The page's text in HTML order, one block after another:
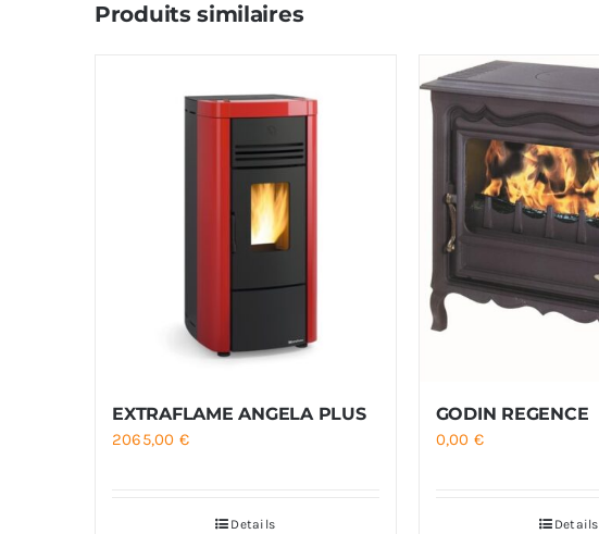
Produits similaires
EXTRAFLAME ANGELA PLUS
2065,00 €
Details
GODIN REGENCE
0,00 €
Details